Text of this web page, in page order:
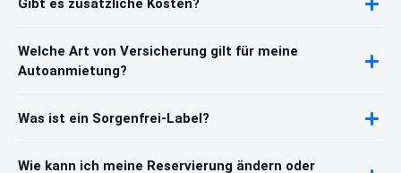
Gibt es zusätzliche Kosten?
Welche Art von Versicherung gilt für meine
Autoanmietung?
Was ist ein Sorgenfrei-Label?
Wie kann ich meine Reservierung ändern oder